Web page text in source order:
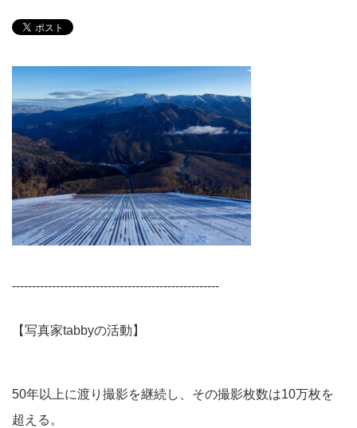
----------------------------------------------------
【写真家tabbyの活動】
50年以上に渡り撮影を継続し、その撮影枚数は10万枚を
超える。